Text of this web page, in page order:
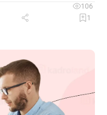
позбавити її
давно
забезпечення
106
1